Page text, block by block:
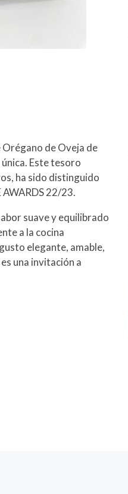
de Oveja de
Este tesoro
ha sido distinguido
AWARDS 22/23.
suave y equilibrado
a la cocina
elegante, amable,
una invitación a